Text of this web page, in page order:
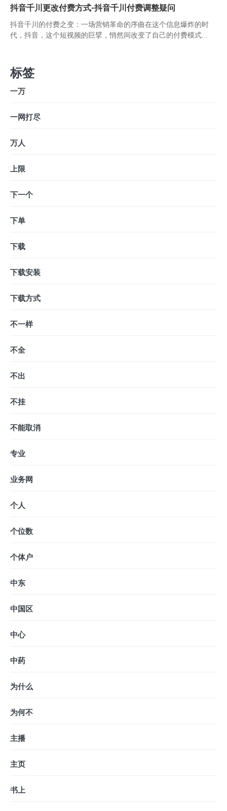
抖音千川更改付费方式-抖音千川付费调整疑问
抖音千川的付费之变：一场营销革命的序曲在这个信息爆炸的时
代，抖音，这个短视频的巨擘，悄然间改变了自己的付费模式...
标签
一万
一网打尽
万人
上限
下一个
下单
下载
下载安装
下载方式
不一样
不全
不出
不挂
不能取消
专业
业务网
个人
个位数
个体户
中东
中国区
中心
中药
为什么
为何不
主播
主页
书上